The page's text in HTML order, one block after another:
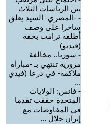
بين الرئاسات الثلاث
- -المصري- السيد يعلق
ساخرا على وصف
أطلقه ترامب بحقه
(فيديو)
- سوريا.. مخالفة
مرورية تنتهي بـ -مباراة
ملاكمة- في درعا (فيدي
...
- فانس: الولايات
المتحدة حققت تقدما
في المفاوضات مع
إيران خلال ...